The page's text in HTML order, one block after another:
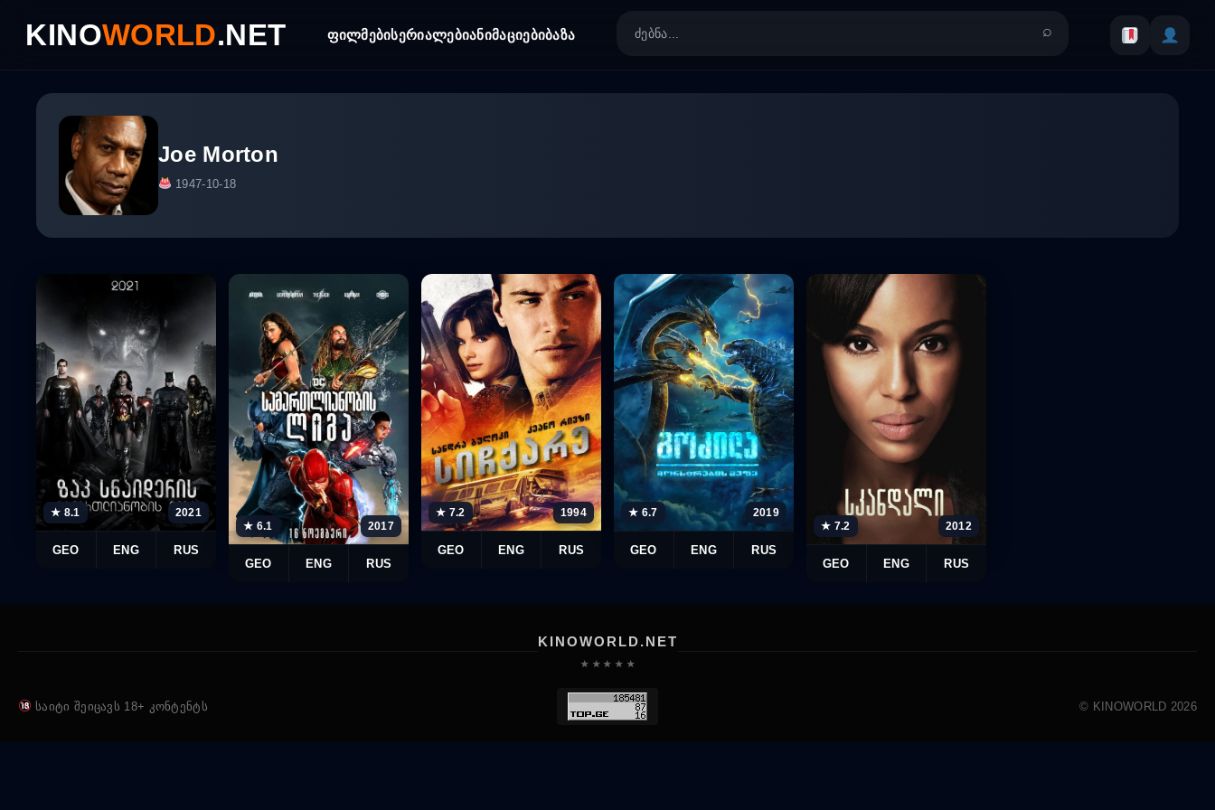
contentKINOWORLD.NET ფილმებისერიალებიანიმაციებიბაზა
Joe Morton
1947-10-18
★ 8.1 2021
GEO ENG RUS
★ 6.1 2017
GEO ENG RUS
★ 7.2 1994
GEO ENG RUS
★ 6.7 2019
GEO ENG RUS
★ 7.2 2012
GEO ENG RUS
KINOWORLD.NET
★ ★ ★ ★ ★
საიტი შეიცავს 18+ კონტენტს © KINOWORLD 2026